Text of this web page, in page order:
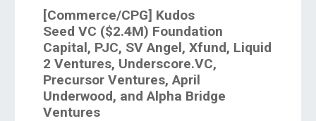
[Commerce/CPG] Kudos
Seed VC ($2.4M) Foundation
Capital, PJC, SV Angel, Xfund, Liquid
2 Ventures, Underscore.VC,
Precursor Ventures, April
Underwood, and Alpha Bridge
Ventures